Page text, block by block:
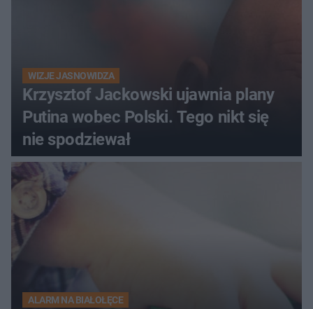
WIZJE JASNOWIDZA
Krzysztof Jackowski ujawnia plany
Putina wobec Polski. Tego nikt się
nie spodziewał
ALARM NA BIAŁOŁĘCE